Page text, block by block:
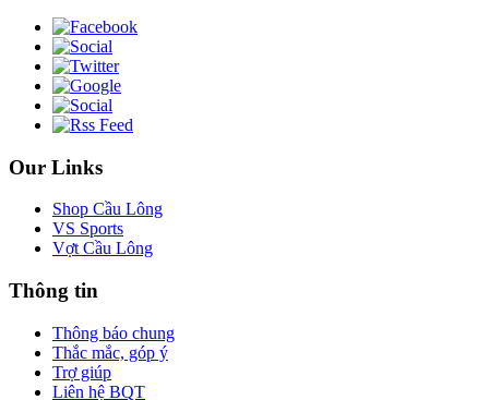
Our Links
Shop Cầu Lông
VS Sports
Vợt Cầu Lông
Thông tin
Thông báo chung
Thắc mắc, góp ý
Trợ giúp
Liên hệ BQT